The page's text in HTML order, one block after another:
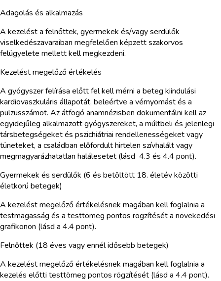
Adagolás és alkalmazás
A kezelést a felnőttek, gyermekek és/vagy serdülők
viselkedészavaraiban megfelelően képzett szakorvos
felügyelete mellett kell megkezdeni.
Kezelést megelőző értékelés
A gyógyszer felírása előtt fel kell mérni a beteg kiindulási
kardiovaszkuláris állapotát, beleértve a vérnyomást és a
pulzusszámot. Az átfogó anamnézisben dokumentálni kell az
egyidejűleg alkalmazott gyógyszereket, a múltbeli és jelenlegi
társbetegségeket és pszichiátriai rendellenességeket vagy
tüneteket, a családban előfordult hirtelen szívhalált vagy
megmagyarázhatatlan halálesetet (lásd 4.3 és 4.4 pont).
Gyermekek és serdülők (6 és betöltött 18. életév közötti
életkorú betegek)
A kezelést megelőző értékelésnek magában kell foglalnia a
testmagasság és a testtömeg pontos rögzítését a növekedési
grafikonon (lásd a 4.4 pont).
Felnőttek (18 éves vagy ennél idősebb betegek)
A kezelést megelőző értékelésnek magában kell foglalnia a
kezelés előtti testtömeg pontos rögzítését (lásd a 4.4 pont).